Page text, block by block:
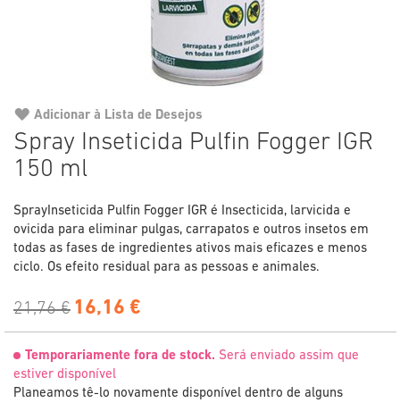
Spray Inseticida Pulfin Fogger IGR
150 ml
SprayInseticida Pulfin Fogger IGR é Insecticida, larvicida e
ovicida para eliminar pulgas, carrapatos e outros insetos em
todas as fases de ingredientes ativos mais eficazes e menos
ciclo. Os efeito residual para as pessoas e animales.
21,76 € 16,16 €
Temporariamente fora de stock. Será enviado assim que
estiver disponível
Planeamos tê-lo novamente disponível dentro de alguns
Adicionar à Lista de Desejos
para
da
Galeria
de